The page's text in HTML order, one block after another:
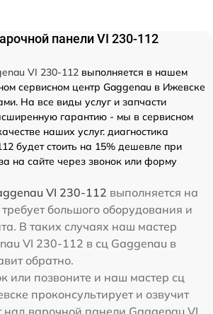
панели VI 230-112
VI 230-112 выполняется в нашем
сервисном центр Gaggenau в Ижевске
На все виды услуг и запчасти
гарантию - мы в сервисном
наших услуг. диагностика
будет стоить на 15% дешевле при
на сайте через звонок или форму
VI 230-112 выполняется на
большого оборудования и
В таких случаях наш мастер
VI 230-112 в сц Gaggenau в
обратно.
или позвоните и наш мастер сц
проконсультирует и озвучит